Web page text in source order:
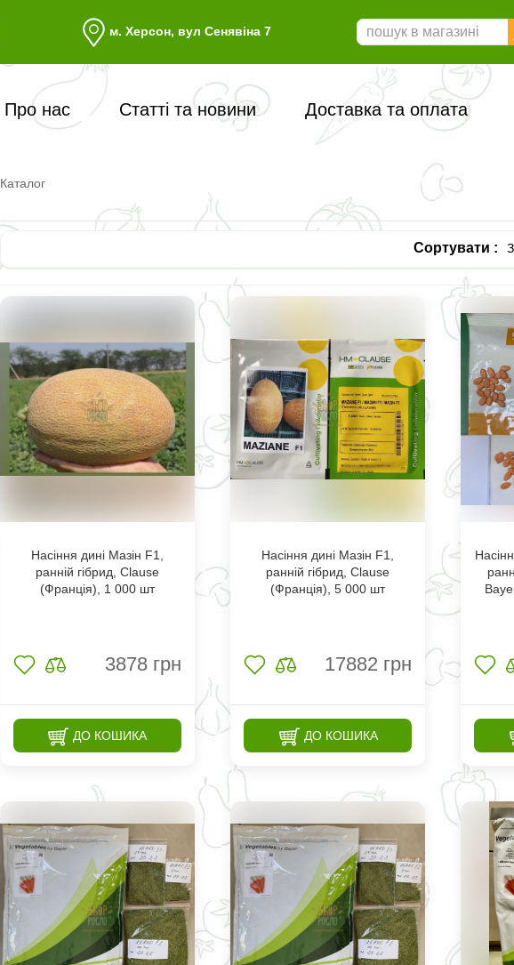
м. Херсон, вул Сенявіна 7
Про нас Статті та новини Доставка та оплата
Каталог
Сортувати :
Насіння дині Мазін F1,
ранній гібрид, Clause
(Франція), 1 000 шт
3878 грн
ДО КОШИКА
Насіння дині Мазін F1,
ранній гібрид, Clause
(Франція), 5 000 шт
17882 грн
ДО КОШИКА